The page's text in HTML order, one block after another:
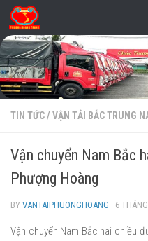
Skip to content
TIN TỨC/ VẬN TẢI BẮC TRUNG
Vận chuyển Nam Bắc
Phượng Hoàng
BY VANTAIPHUONGHOANG · 6
Vận chuyển Nam Bắc hai chiều